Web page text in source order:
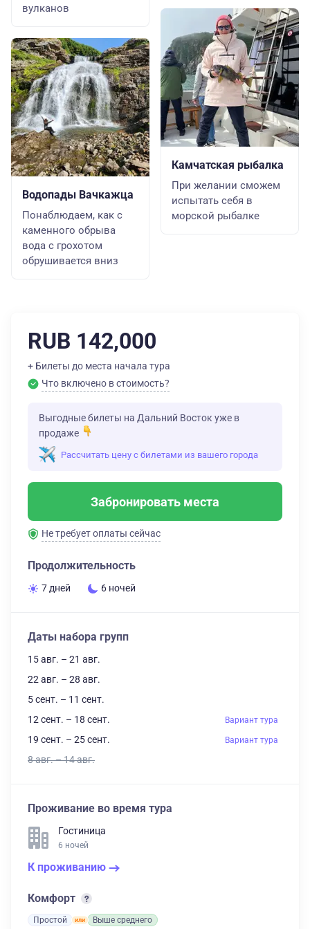
вулканов
Водопады Вачкажца
Понаблюдаем, как с
каменного обрыва
вода с грохотом
обрушивается вниз
Камчатская рыбалка
При желании сможем
испытать себя в
морской рыбалке
RUB 142,000
+ Билеты до места начала тура
Что включено в стоимость?
Выгодные билеты на Дальний Восток уже в
продаже
Рассчитать цену с билетами из вашего города
Забронировать места
Не требует оплаты сейчас
Продолжительность
7 дней 6 ночей
Даты набора групп
15 авг. – 21 авг.
22 авг. – 28 авг.
5 сент. – 11 сент.
12 сент. – 18 сент.
Вариант тура
19 сент. – 25 сент. Вариант тура
8 авг. – 14 авг.
Проживание во время тура
Гостиница
6 ночей
К проживанию
Комфорт
Простой Выше среднего